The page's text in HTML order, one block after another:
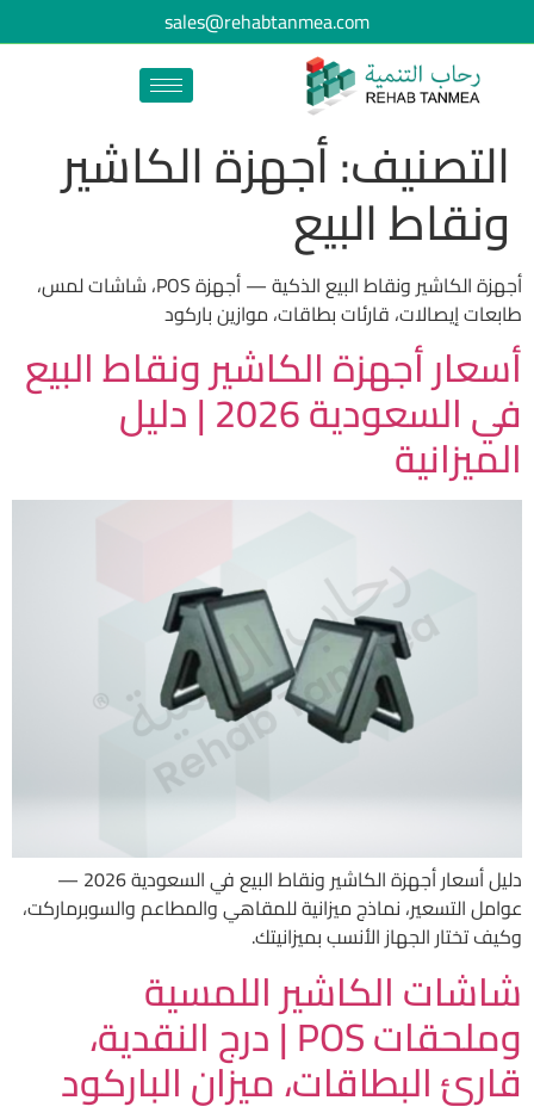
sales@rehabtanmea.com
التصنيف:أجهزة الكاشير
ونقاط البيع
أجهزة الكاشير ونقاط البيع الذكية — أجهزة POS، شاشات لمس،
طابعات إيصالات، قارئات بطاقات، موازين باركود
أسعار أجهزة الكاشير ونقاط البيع
في السعودية 2026 | دليل
الميزانية
دليل أسعار أجهزة الكاشير ونقاط البيع في السعودية 2026 —
عوامل التسعير، نماذج ميزانية للمقاهي والمطاعم والسوبرماركت،
وكيف تختار الجهاز الأنسب بميزانيتك.
شاشات الكاشير اللمسية
وملحقات POS | درج النقدية،
قارئ البطاقات، ميزان الباركود